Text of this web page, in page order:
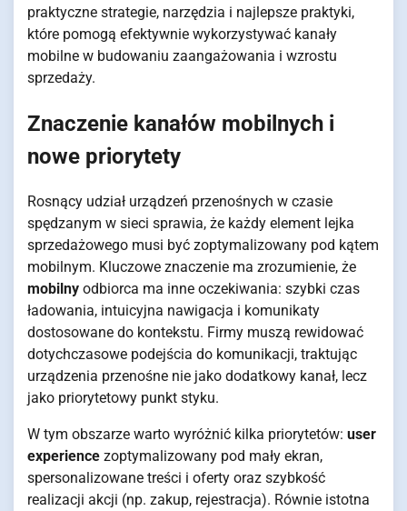
praktyczne strategie, narzędzia i najlepsze praktyki,
które pomogą efektywnie wykorzystywać kanały
mobilne w budowaniu zaangażowania i wzrostu
sprzedaży.
Znaczenie kanałów mobilnych i
nowe priorytety
Rosnący udział urządzeń przenośnych w czasie
spędzanym w sieci sprawia, że każdy element lejka
sprzedażowego musi być zoptymalizowany pod kątem
mobilnym. Kluczowe znaczenie ma zrozumienie, że
mobilny odbiorca ma inne oczekiwania: szybki czas
ładowania, intuicyjna nawigacja i komunikaty
dostosowane do kontekstu. Firmy muszą rewidować
dotychczasowe podejścia do komunikacji, traktując
urządzenia przenośne nie jako dodatkowy kanał, lecz
jako priorytetowy punkt styku.
W tym obszarze warto wyróżnić kilka priorytetów: user
experience zoptymalizowany pod mały ekran,
spersonalizowane treści i oferty oraz szybkość
realizacji akcji (np. zakup, rejestracja). Równie istotna